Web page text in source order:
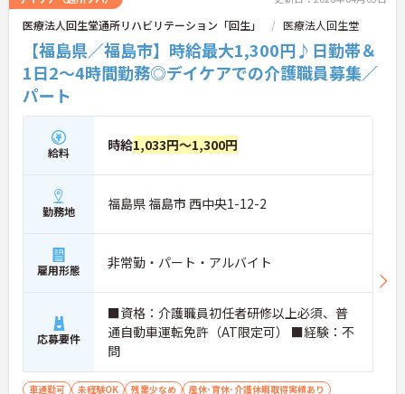
医療法人回生堂通所リハビリテーション「回生」 医療法人回生堂
【福島県／福島市】時給最大1,300円♪日勤帯＆
1日2～4時間勤務◎デイケアでの介護職員募集／
パート
給料 時給1,033円～1,300円
勤務地 福島県 福島市 西中央1-12-2
雇用形態 非常勤・パート・アルバイト
応募要件
■資格：介護職員初任者研修以上必須、普
通自動車運転免許（AT限定可） ■経験：不
問
車通勤可 未経験OK 残業少なめ 産休･育休･介護休暇取得実績あり